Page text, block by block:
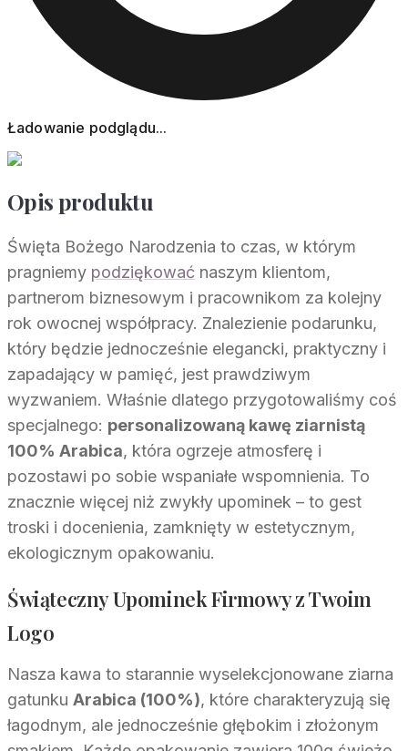
Ładowanie podglądu...
Opis produktu
Święta Bożego Narodzenia to czas, w którym
pragniemy podziękować naszym klientom,
partnerom biznesowym i pracownikom za kolejny
rok owocnej współpracy. Znalezienie podarunku,
który będzie jednocześnie elegancki, praktyczny i
zapadający w pamięć, jest prawdziwym
wyzwaniem. Właśnie dlatego przygotowaliśmy coś
specjalnego: personalizowaną kawę ziarnistą
100% Arabica, która ogrzeje atmosferę i
pozostawi po sobie wspaniałe wspomnienia. To
znacznie więcej niż zwykły upominek – to gest
troski i docenienia, zamknięty w estetycznym,
ekologicznym opakowaniu.
Świąteczny Upominek Firmowy z Twoim
Logo
Nasza kawa to starannie wyselekcjonowane ziarna
gatunku Arabica (100%), które charakteryzują się
łagodnym, ale jednocześnie głębokim i złożonym